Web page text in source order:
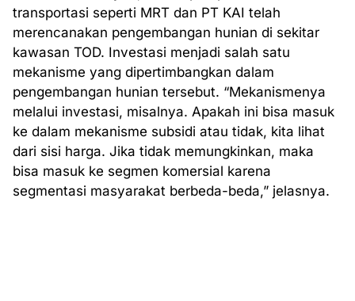
transportasi seperti MRT dan PT KAI telah
merencanakan pengembangan hunian di sekitar
kawasan TOD. Investasi menjadi salah satu
mekanisme yang dipertimbangkan dalam
pengembangan hunian tersebut. “Mekanismenya
melalui investasi, misalnya. Apakah ini bisa masuk
ke dalam mekanisme subsidi atau tidak, kita lihat
dari sisi harga. Jika tidak memungkinkan, maka
bisa masuk ke segmen komersial karena
segmentasi masyarakat berbeda-beda,” jelasnya.